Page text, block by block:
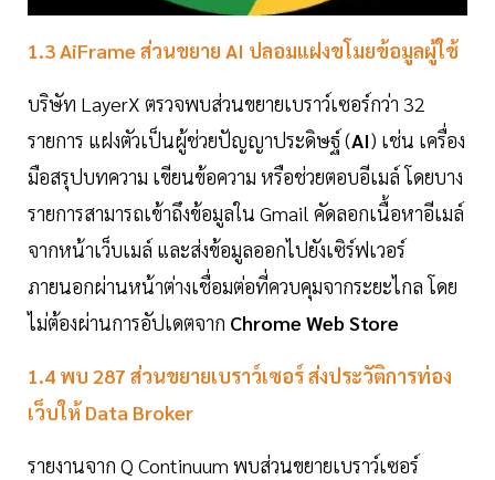
1.3 AiFrame ส่วนขยาย AI ปลอมแฝงขโมยข้อมูลผู้ใช้
บริษัท LayerX ตรวจพบส่วนขยายเบราว์เซอร์กว่า 32
รายการ แฝงตัวเป็นผู้ช่วยปัญญาประดิษฐ์ (AI) เช่น เครื่อง
มือสรุปบทความ เขียนข้อความ หรือช่วยตอบอีเมล์ โดยบาง
รายการสามารถเข้าถึงข้อมูลใน Gmail คัดลอกเนื้อหาอีเมล์
จากหน้าเว็บเมล์ และส่งข้อมูลออกไปยังเซิร์ฟเวอร์
ภายนอกผ่านหน้าต่างเชื่อมต่อที่ควบคุมจากระยะไกล โดย
ไม่ต้องผ่านการอัปเดตจาก Chrome Web Store
1.4 พบ 287 ส่วนขยายเบราว์เซอร์ ส่งประวัติการท่อง
เว็บให้ Data Broker
รายงานจาก Q Continuum พบส่วนขยายเบราว์เซอร์